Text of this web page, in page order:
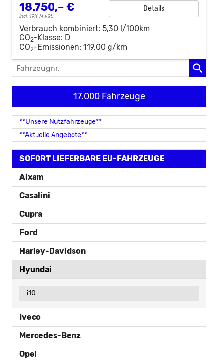
18.750,– €
incl. 19% MwSt.
Details
Verbrauch kombiniert: 5,30 l/100km
CO2-Klasse: D
CO2-Emissionen: 119,00 g/km
Fahrzeugnr.
17.000 Fahrzeuge
**Unsere Nutzfahrzeuge**
**Aktuelle Angebote**
SOFORT LIEFERBARE EU-FAHRZEUGE
Aixam
Casalini
Cupra
Ford
Harley-Davidson
Hyundai
i10
Iveco
Mercedes-Benz
Opel